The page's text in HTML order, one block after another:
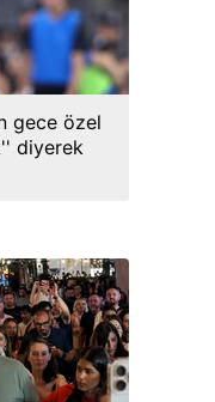
gece özel
diyerek